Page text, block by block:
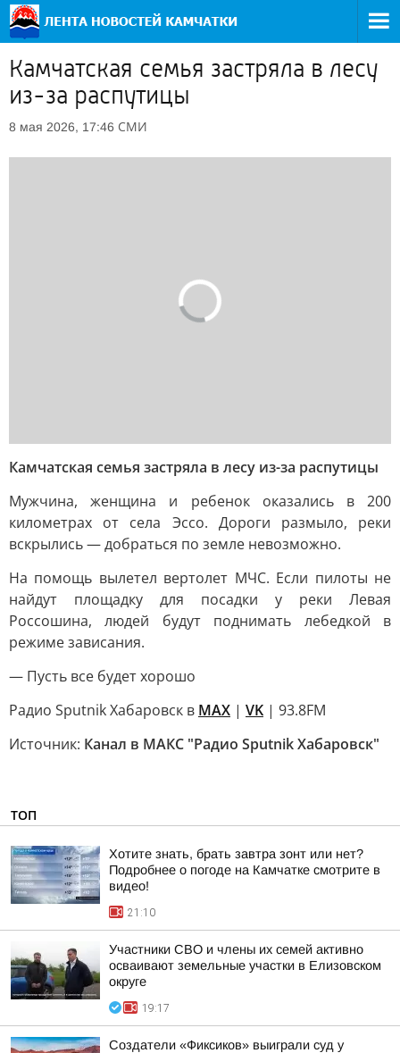
Камчатская семья застряла в лесу
из-за распутицы
8 мая 2026, 17:46 СМИ
Камчатская семья застряла в лесу из-за распутицы
Мужчина, женщина и ребенок оказались в 200
километрах от села Эссо. Дороги размыло, реки
вскрылись — добраться по земле невозможно.
На помощь вылетел вертолет МЧС. Если пилоты не
найдут площадку для посадки у реки Левая
Россошина, людей будут поднимать лебедкой в
режиме зависания.
— Пусть все будет хорошо
Радио Sputnik Хабаровск в MAX | VK | 93.8FM
Источник: Канал в МАКС "Радио Sputnik Хабаровск"
ТОП
Хотите знать, брать завтра зонт или нет?
Подробнее о погоде на Камчатке смотрите в
видео!
21:10
Участники СВО и члены их семей активно
осваивают земельные участки в Елизовском
округе
19:17
Создатели «Фиксиков» выиграли суд у